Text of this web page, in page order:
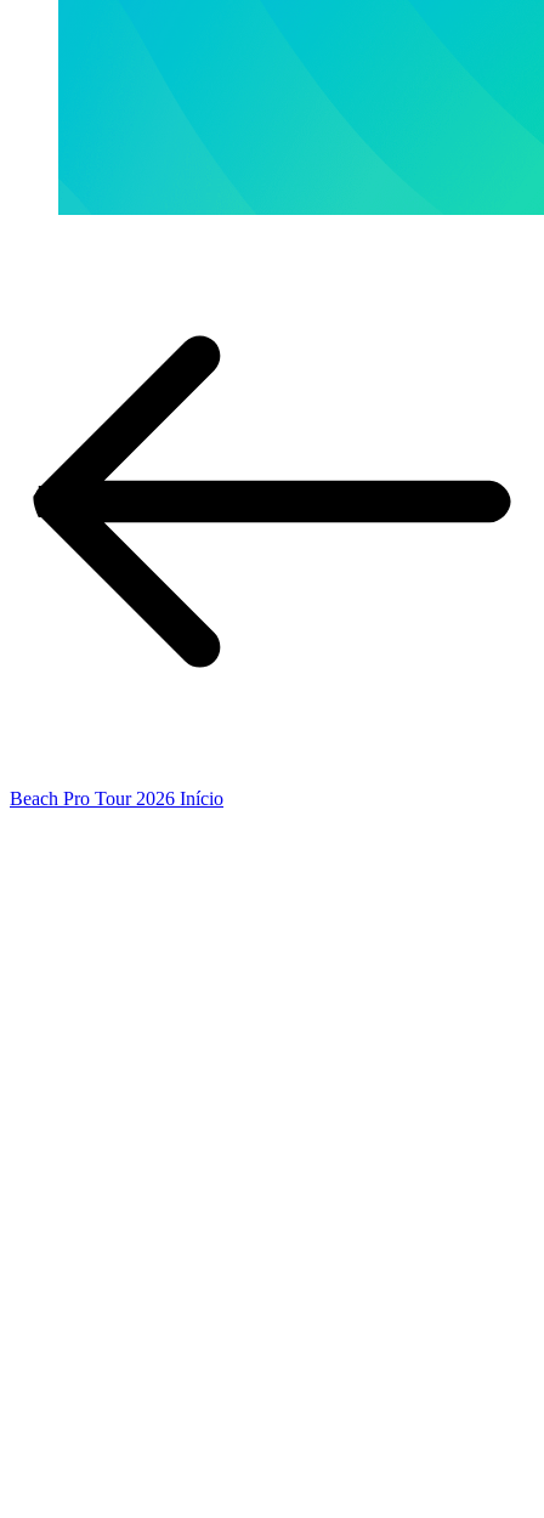
Beach Pro Tour 2026 Início